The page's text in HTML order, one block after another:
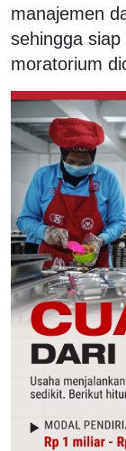
manajemen
sehingga
moratorium